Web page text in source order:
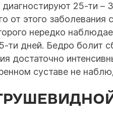
25-ти
от этого
нередко
дней. Бедро болит
достаточно
суставе не